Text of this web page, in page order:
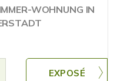
WOHNUNG IN